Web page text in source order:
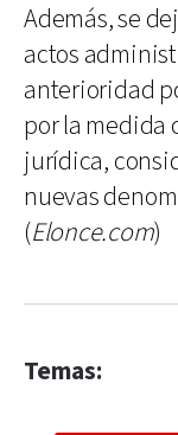
Además, se
actos
anterioridad
por la medida
jurídica,
nuevas
(Elonce.com)
Temas: